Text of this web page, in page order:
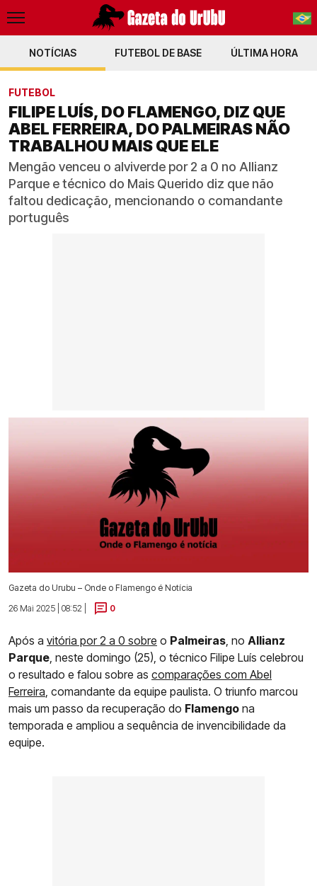
PT-BR
NOTÍCIAS FUTEBOL DE BASE ÚLTIMA HORA
FUTEBOL
FILIPE LUÍS, DO FLAMENGO, DIZ QUE
ABEL FERREIRA, DO PALMEIRAS NÃO
TRABALHOU MAIS QUE ELE
Mengão venceu o alviverde por 2 a 0 no Allianz
Parque e técnico do Mais Querido diz que não
faltou dedicação, mencionando o comandante
português
Gazeta do Urubu – Onde o Flamengo é Notícia
26 Mai 2025 | 08:52 |
0
Após a vitória por 2 a 0 sobre o Palmeiras, no Allianz
Parque, neste domingo (25), o técnico Filipe Luís celebrou
o resultado e falou sobre as comparações com Abel
Ferreira, comandante da equipe paulista. O triunfo marcou
mais um passo da recuperação do Flamengo na
temporada e ampliou a sequência de invencibilidade da
equipe.